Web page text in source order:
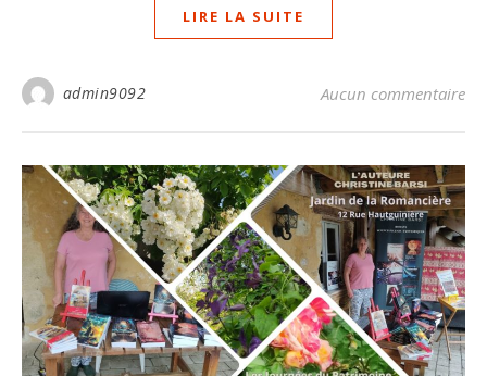
LIRE LA SUITE
admin9092 Aucun commentaire